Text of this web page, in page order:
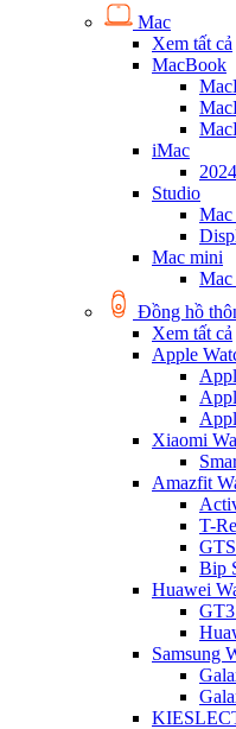
Mac
Xem tất cả
MacBook
iMac
2024
Studio
Mac
Mac mini
Mac
Đồng hồ
Xem tất cả
Apple
Xiaomi
Amazfit
T-
Bip
Huawei
GT3
Samsung